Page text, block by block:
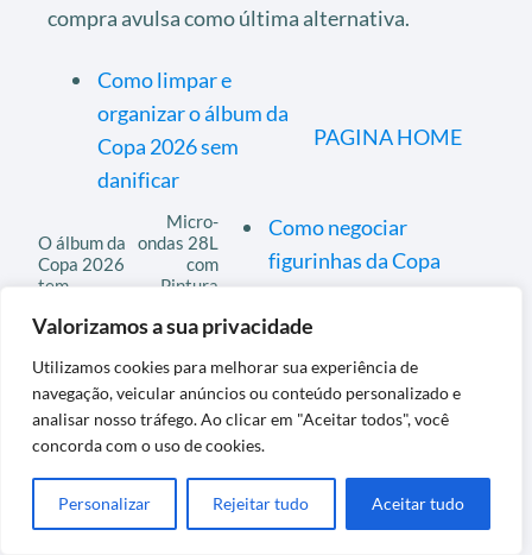
Valorizamos a sua privacidade
Utilizamos cookies para melhorar sua experiência de
navegação, veicular anúncios ou conteúdo personalizado e
analisar nosso tráfego. Ao clicar em "Aceitar todos", você
concorda com o uso de cookies.
Personalizar Rejeitar tudo Aceitar tudo
compra avulsa como última alternativa.
Como limpar e
organizar o álbum da
Copa 2026 sem
danificar
Como negociar
figurinhas da Copa
eventos
PAGINA HOME
O álbum da
Copa 2026
tem
de
lesionados?
Micro-
ondas 28L
com
Pintura
Fácil
Espelhado
220V
Posts relacionados